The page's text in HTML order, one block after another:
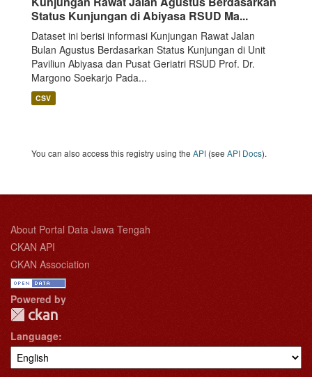
Status Kunjungan di Abiyasa RSUD Ma...
Dataset ini berisi informasi Kunjungan Rawat Jalan
Bulan Agustus Berdasarkan Status Kunjungan di Unit
Paviliun Abiyasa dan Pusat Geriatri RSUD Prof. Dr.
Margono Soekarjo Pada...
CSV
You can also access this registry using the API (see API Docs).
About Portal Data Jawa Tengah
CKAN API
CKAN Association
Powered by
Language